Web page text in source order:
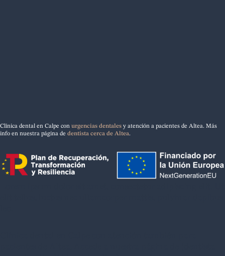
Clínica dental en Calpe con urgencias dentales y atención a pacientes de Altea. Más
info en nuestra página de dentista cerca de Altea.